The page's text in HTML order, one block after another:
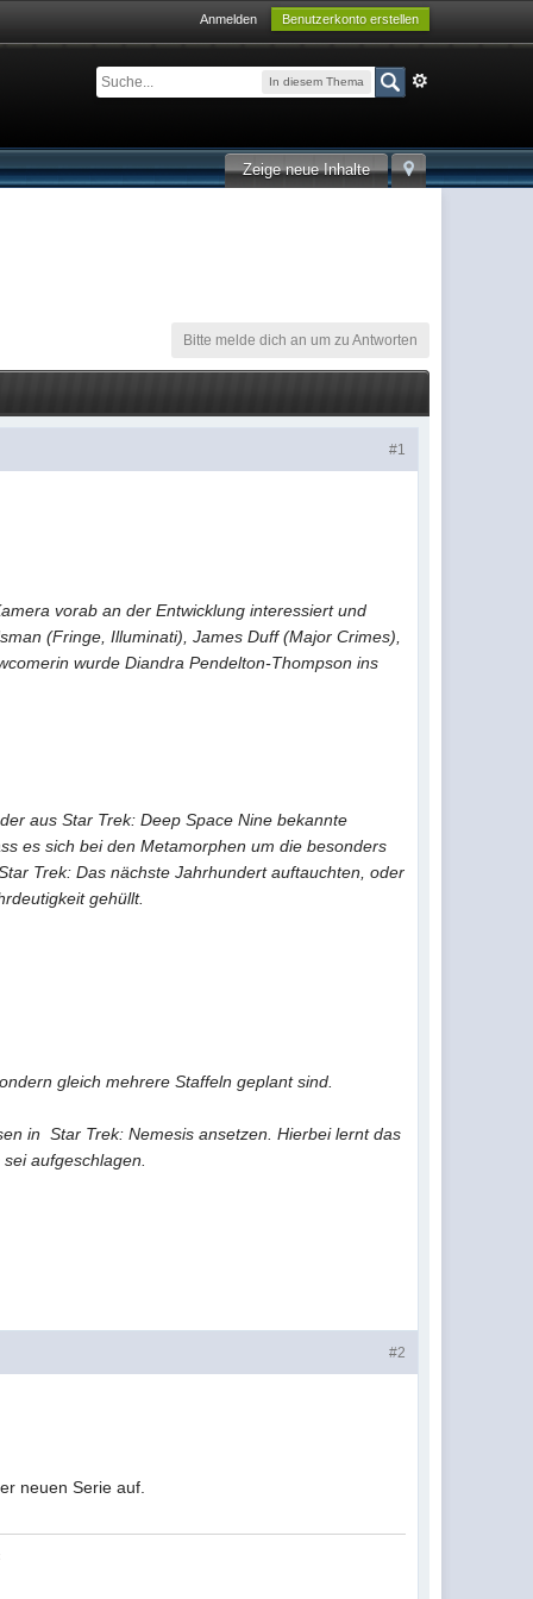
Anmelden Benutzerkonto erstellen
In diesem Thema
Zeige neue Inhalte
Bitte melde dich an um zu Antworten
#1
vorab an der Entwicklung interessiert und
(Fringe, Illuminati), James Duff (Major Crimes),
wurde Diandra Pendelton-Thompson ins
aus Star Trek: Deep Space Nine bekannte
es sich bei den Metamorphen um die besonders
Trek: Das nächste Jahrhundert auftauchten, oder
gehüllt.
gleich mehrere Staffeln geplant sind.
in Star Trek: Nemesis ansetzen. Hierbei lernt das
aufgeschlagen.
#2
neuen Serie auf.